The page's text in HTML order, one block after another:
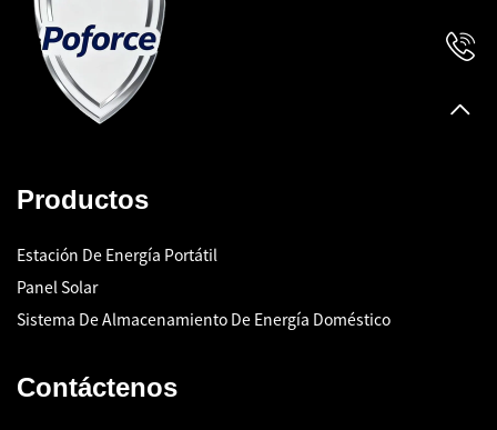
Productos
Estación De Energía Portátil
Panel Solar
Sistema De Almacenamiento De Energía Doméstico
Contáctenos